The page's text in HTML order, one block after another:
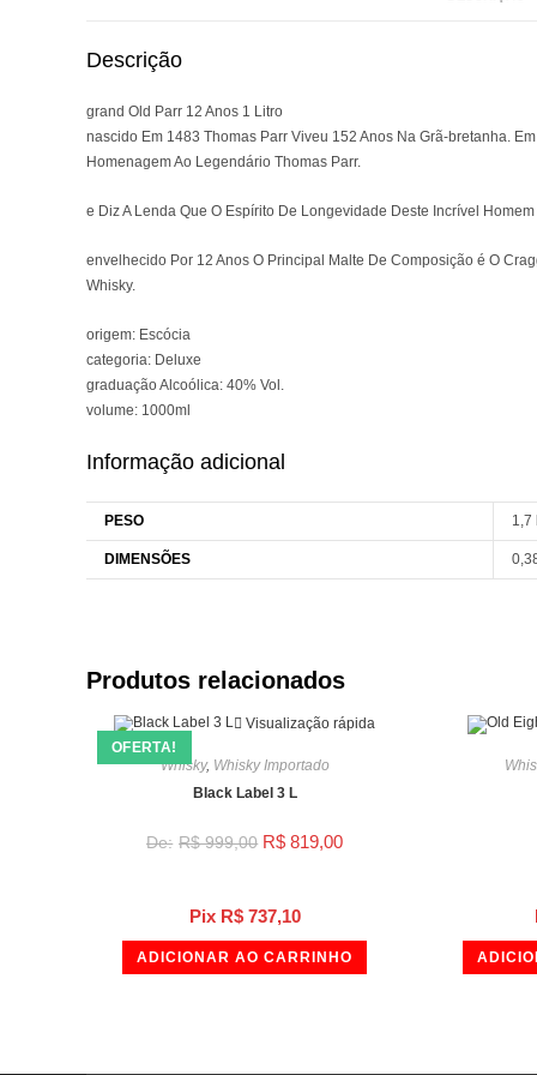
Descrição
grand Old Parr 12 Anos 1 Litro
nascido Em 1483 Thomas Parr Viveu 152 Anos Na Grã-bretanha.
Homenagem Ao Legendário Thomas Parr.
e Diz A Lenda Que O Espírito De Longevidade Deste Incrível
envelhecido Por 12 Anos O Principal Malte De Composição é O
Whisky.
origem: Escócia
categoria: Deluxe
graduação Alcoólica: 40% Vol.
volume: 1000ml
Informação adicional
PESO 1,7
DIMENSÕES
Produtos relacionados
Pix R$737,10
OFERTA!
Visualização rápida
Whisky, Whisky Importado
Black Label 3 L
R$999,00 O
preço
original
R$ 819,00Opreço
ADICIONAR AO CARRINHO